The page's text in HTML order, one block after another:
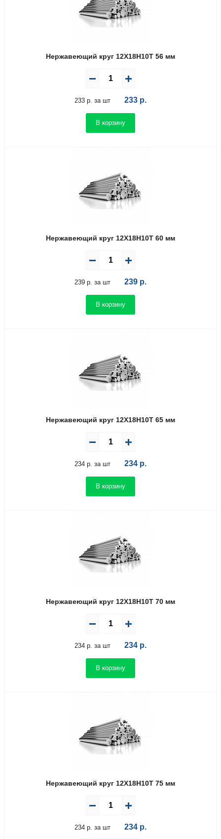
Нержавеющий круг 12Х18Н10Т 56 мм
233 р. за шт 233 р.
В корзину
Нержавеющий круг 12Х18Н10Т 60 мм
239 р. за шт 239 р.
В корзину
Нержавеющий круг 12Х18Н10Т 65 мм
234 р. за шт 234 р.
В корзину
Нержавеющий круг 12Х18Н10Т 70 мм
234 р. за шт 234 р.
В корзину
Нержавеющий круг 12Х18Н10Т 75 мм
234 р. за шт 234 р.